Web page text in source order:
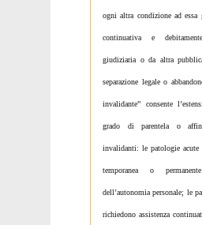
ogni altra condizione ad essa
continuativa e
giudiziaria o da altra
separazione legale o
invalidante” consente
grado di parentela o
invalidanti: le patologie acute
temporanea o
dell’autonomia personale; le
richiedono assistenza